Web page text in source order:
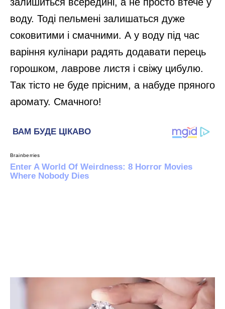
залишиться всередині, а не просто втече у
воду. Тоді пельмені залишаться дуже
соковитими і смачними. А у воду під час
варіння кулінари радять додавати перець
горошком, лаврове листя і свіжу цибулю.
Так тісто не буде прісним, а набуде пряного
аромату. Смачного!